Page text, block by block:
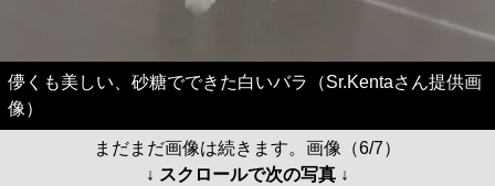
儚くも美しい、砂糖でできた白いバラ（Sr.Kentaさん提供画
像）
まだまだ画像は続きます。画像（6/7）
↓ スクロールで次の写真 ↓